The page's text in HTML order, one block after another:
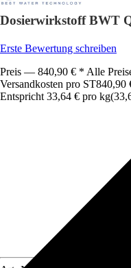
Dosierwirkstoff BWT
Erste Bewertung schreiben
Preis — 840,90 € * Alle
Versandkosten pro ST840,90
Entspricht 33,64 € pro kg(